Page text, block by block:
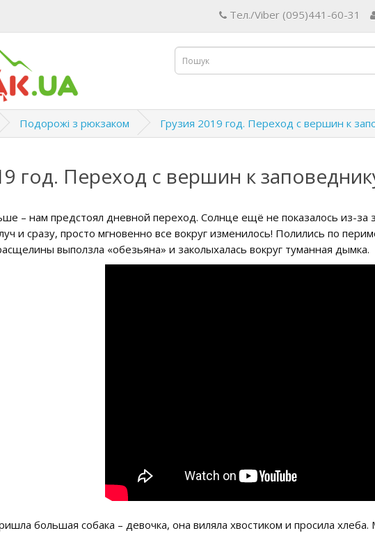
Тел./Viber (095)441-60-31
Подорожі з рюкзаком Грузия 2019 год. Переход с вершин к
год. Переход с вершин к
– нам предстоял дневной переход. Солнце ещё не показалось из-за
и сразу, просто мгновенно все вокруг изменилось! Полились по
выползла «обезьяна» и заколыхалась вокруг туманная дымка.
большая собака – девочка, она виляла хвостиком и просила